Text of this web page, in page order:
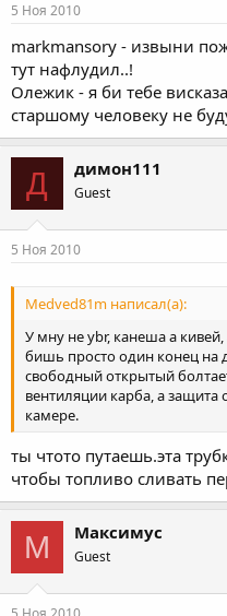
5 Ноя 2010
markmansory - извыни
тут нафлудил..!
Олежик - я би тебе
старшому человеку не
Д димон111
Guest
5 Ноя 2010
Medved81m написал(а):
У мну не ybr, канеша а
бишь просто один конец на
свободный открытый
вентиляции карба, а защита
камере.
ты чтото путаешь.эта
чтобы топливо сливать
М Максимус
Guest